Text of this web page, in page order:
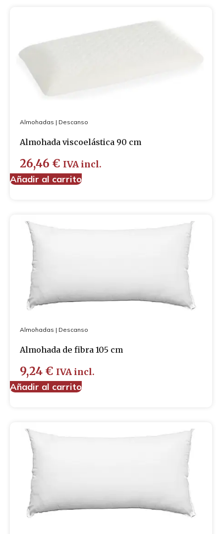
Almohadas | Descanso
Almohada viscoelástica 90 cm
26,46 € IVA incl.
Añadir al carrito
Almohadas | Descanso
Almohada de fibra 105 cm
9,24 € IVA incl.
Añadir al carrito